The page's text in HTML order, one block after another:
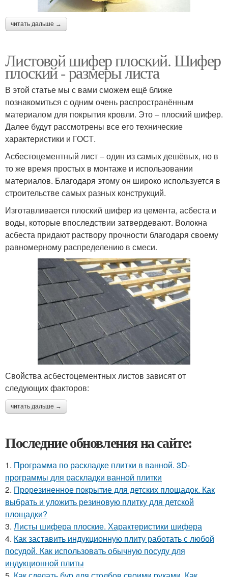
читать дальше →
Листовой шифер плоский. Шифер
плоский - размеры листа
В этой статье мы с вами сможем ещё ближе
познакомиться с одним очень распространённым
материалом для покрытия кровли. Это – плоский шифер.
Далее будут рассмотрены все его технические
характеристики и ГОСТ.
Асбестоцементный лист – один из самых дешёвых, но в
то же время простых в монтаже и использовании
материалов. Благодаря этому он широко используется в
строительстве самых разных конструкций.
Изготавливается плоский шифер из цемента, асбеста и
воды, которые впоследствии затвердевают. Волокна
асбеста придают раствору прочности благодаря своему
равномерному распределению в смеси.
Свойства асбестоцементных листов зависят от
следующих факторов:
читать дальше →
Последние обновления на сайте:
1. Программа по раскладке плитки в ванной. 3D-
программы для раскладки ванной плитки
2. Прорезиненное покрытие для детских площадок. Как
выбрать и уложить резиновую плитку для детской
площадки?
3. Листы шифера плоские. Характеристики шифера
4. Как заставить индукционную плиту работать с любой
посудой. Как использовать обычную посуду для
индукционной плиты